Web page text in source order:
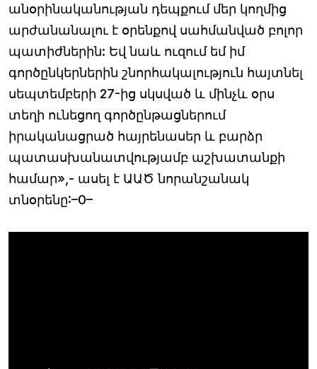
անօրինականության դեպքում մեր կողմից
արժանանալու է օրենքով սահմանված բոլոր
պատիժներին: Եվ նաև ուզում եմ իմ
գործընկերներին շնորհակալություն հայտնել
սեպտեմբերի 27-ից սկսված և մինչև օրս
տեղի ունեցող գործընթացներում
իրականացրած հայրենասեր և բարձր
պատասխանատվությամբ աշխատանքի
համար»,- ասել է ԱԱԾ նորանշանակ
տնօրենը:–0–